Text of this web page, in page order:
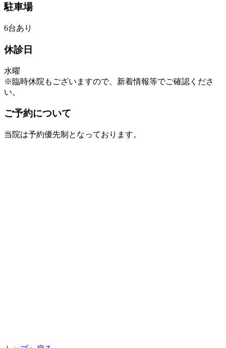
駐車場
6台あり
休診日
水曜
※臨時休院もございますので、新着情報等でご確認くださ
い。
ご予約について
当院は予約優先制となっております。